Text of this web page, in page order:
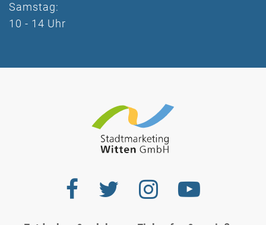
Samstag:
10 - 14 Uhr